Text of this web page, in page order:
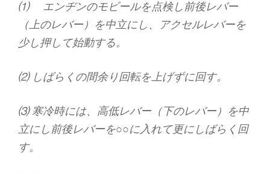
⑴ エンヂンのモビールを点検し前後レバー
（上のレバー）を中立にし、アクセルレバーを
少し押して始動する。
⑵ しばらくの間余り回転を上げずに回す。
⑶ 寒冷時には、高低レバー（下のレバー）を中
立にし前後レバーを○○に入れて更にしばらく回
す。